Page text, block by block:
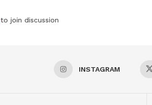
to join discussion
INSTAGRAM